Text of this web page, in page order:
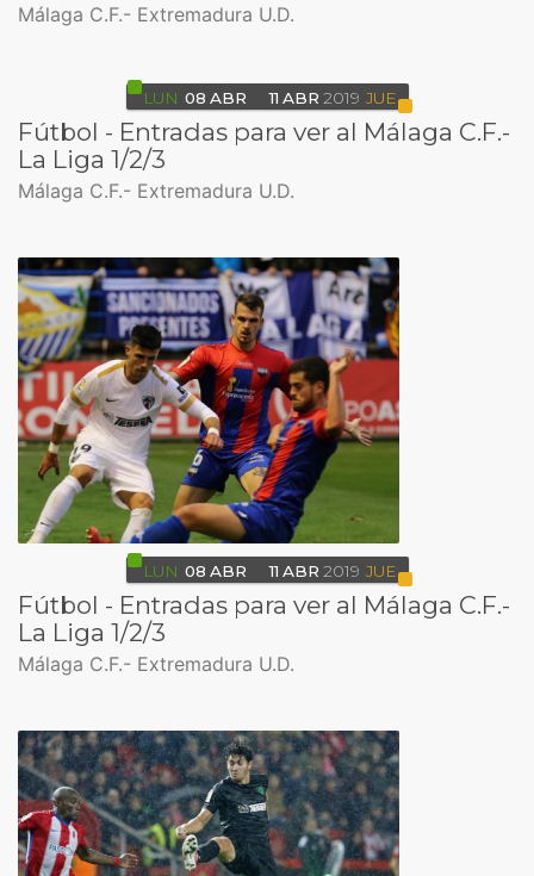
Málaga C.F.- Extremadura U.D.
LUN 08 ABR 11 ABR 2019 JUE
Fútbol - Entradas para ver al Málaga C.F.-
La Liga 1/2/3
Málaga C.F.- Extremadura U.D.
LUN 08 ABR 11 ABR 2019 JUE
Fútbol - Entradas para ver al Málaga C.F.-
La Liga 1/2/3
Málaga C.F.- Extremadura U.D.